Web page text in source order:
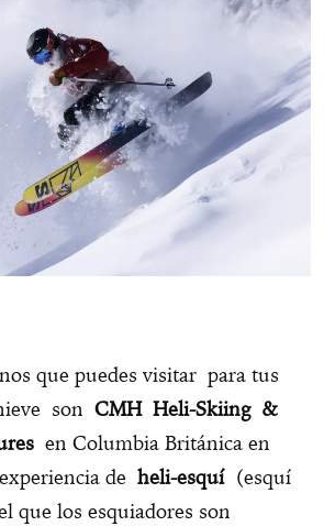
que puedes visitar para tus
son CMH Heli-Skiing &
en Columbia Británica en
de heli-esquí(esquí
que los esquiadores son